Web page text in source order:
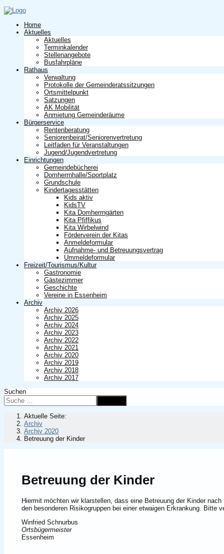
Home
Aktuelles
Aktuelles
Terminkalender
Stellenangebote
Busfahrpläne
Rathaus
Verwaltung
Protokolle der Gemeinderatssitzungen
Ortsmittelpunkt
Satzungen
AK Mobilität
Anmietung Gemeinderäume
Bürgerservice
Rentenberatung
Seniorenbeirat/Seniorenvertretung
Leitfaden für Veranstaltungen
Jugend/Jugendvertretung
Einrichtungen
Gemeindebücherei
Domherrnhalle/Sportplatz
Grundschule
Kindertagesstätten
Kids aktiv
KidsTV
Kita Domherrngärten
Kita Pfiffikus
Kita Wirbelwind
Förderverein der Kitas
Anmeldeformular
Aufnahme- und Betreuungsvertrag
Ummeldeformular
Freizeit/Tourismus/Kultur
Gastronomie
Gästezimmer
Geschichte
Vereine in Essenheim
Archiv
Archiv 2026
Archiv 2025
Archiv 2024
Archiv 2023
Archiv 2022
Archiv 2021
Archiv 2020
Archiv 2019
Archiv 2018
Archiv 2017
Suchen
Aktuelle Seite:
Archiv
Archiv 2020
Betreuung der Kinder
Betreuung der Kinder
Hiermit möchten wir klarstellen, dass eine Betreuung der Kinder
den besonderen Risikogruppen bei einer etwaigen Erkrankung. Bitte
Winfried Schnurbus
Ortsbügermeister
Essenheim